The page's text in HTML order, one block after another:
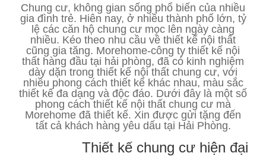
Chung cư, không gian sống phổ biến của nhiều
gia đình trẻ. Hiên nay, ở nhiều thành phố lớn, tỷ
lệ các căn hộ chung cư mọc lên ngày càng
nhiều. Kéo theo nhu cầu về thiết kế nội thất
cũng gia tăng. Morehome-công ty thiết kế nội
thất hàng đầu tại hải phòng, đã có kinh nghiệm
dày dặn trong thiết kế nội thất chung cư, với
nhiều phong cách thiết kế khác nhau, màu sắc
thiết kế đa dạng và độc đáo. Dưới đây là một số
phong cách thiết kế nội thất chung cư mà
Morehome đã thiết kế. Xin được gửi tặng đến
tất cả khách hàng yêu dấu tại Hải Phòng.
Thiết kế chung cư hiện đại